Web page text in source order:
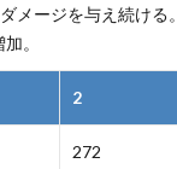
メージを与え続ける。
。
2
272